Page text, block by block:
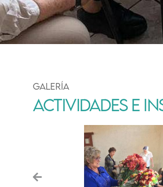
GALERÍA
ACTIVIDADES E